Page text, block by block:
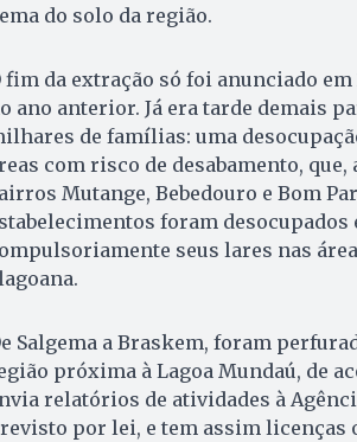
do solo da região.
fim da extração só foi anunciado
ano anterior. Já era tarde demais
de famílias: uma
com risco de desabamento,
Mutange, Bebedouro e Bom
foram
seus lares nas
Salgema a Braskem, foram
próxima à Lagoa Mundaú, de
relatórios de atividades à
por lei, e tem assim licenças